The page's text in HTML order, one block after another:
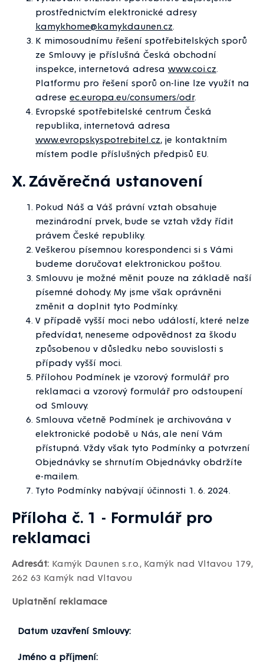
prostřednictvím elektronické adresy
kamykhome@kamykdaunen.cz.
K mimosoudnímu řešení spotřebitelských sporů
ze Smlouvy je příslušná Česká obchodní
inspekce, internetová adresa www.coi.cz.
Platformu pro řešení sporů on-line lze využít na
adrese ec.europa.eu/consumers/odr.
Evropské spotřebitelské centrum Česká
republika, internetová adresa
www.evropskyspotrebitel.cz, je kontaktním
místem podle příslušných předpisů EU.
X. Závěrečná ustanovení
Pokud Náš a Váš právní vztah obsahuje
mezinárodní prvek, bude se vztah vždy řídit
právem České republiky.
Veškerou písemnou korespondenci si s Vámi
budeme doručovat elektronickou poštou.
Smlouvu je možné měnit pouze na základě naší
písemné dohody. My jsme však oprávněni
změnit a doplnit tyto Podmínky.
V případě vyšší moci nebo událostí, které nelze
předvídat, neneseme odpovědnost za škodu
způsobenou v důsledku nebo souvislosti s
případy vyšší moci.
Přílohou Podmínek je vzorový formulář pro
reklamaci a vzorový formulář pro odstoupení
od Smlouvy.
Smlouva včetně Podmínek je archivována v
elektronické podobě u Nás, ale není Vám
přístupná. Vždy však tyto Podmínky a potvrzení
Objednávky se shrnutím Objednávky obdržíte
e-mailem.
Tyto Podmínky nabývají účinnosti 1. 6. 2024.
Příloha č. 1 - Formulář pro
reklamaci
Adresát: Kamýk Daunen s.r.o., Kamýk nad Vltavou 179,
262 63 Kamýk nad Vltavou
Uplatnění reklamace
Datum uzavření Smlouvy:
Jméno a příjmení: